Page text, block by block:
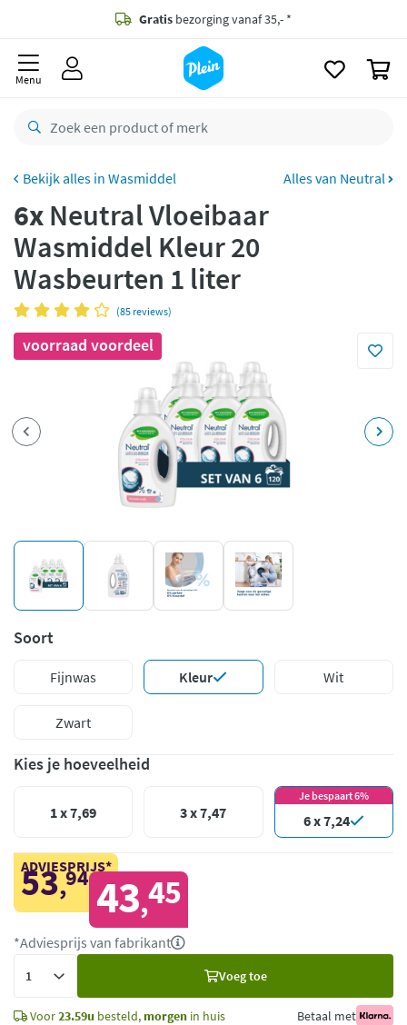
Gratis bezorging vanaf 35,- *
besteld,
retourneren
CO2 neutraal
Betaal met Klarna
Menu
Wasmiddel Alles van Neutral
6x Neutral Vloeibaar
Wasmiddel Kleur 20
Wasbeurten 1 liter
(85 reviews)
voorraad voordeel
Soort
Fijnwas Kleur Wit
Zwart
Kies je hoeveelheid
1 x 7,69 3 x 7,47
Je bespaart 6%
6 x 7,24
ADVIESPRIJS*
53,94 43,45
*Adviesprijs van fabrikant
Voeg toe
Voor23.59u besteld, morgen in huis Betaal met